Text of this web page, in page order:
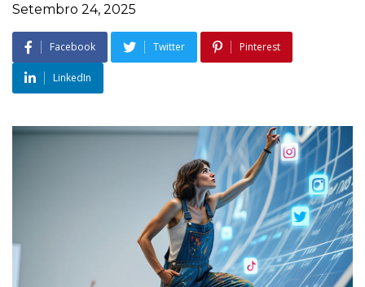
Setembro 24, 2025
Facebook Twitter Pinterest
LinkedIn